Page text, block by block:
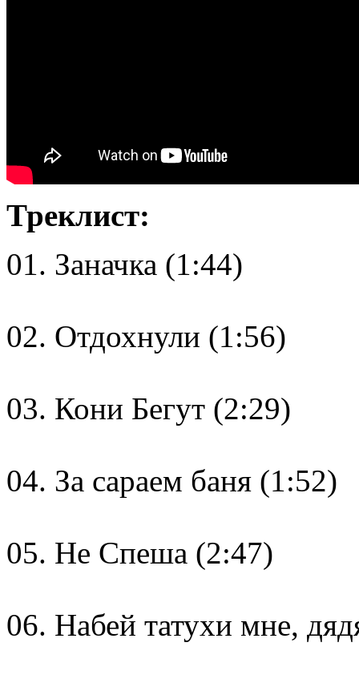
Треклист:
01. Заначка (1:44)
02. Отдохнули (1:56)
03. Кони Бегут (2:29)
04. За сараем баня (1:52)
05. Не Спеша (2:47)
06. Набей татухи мне,